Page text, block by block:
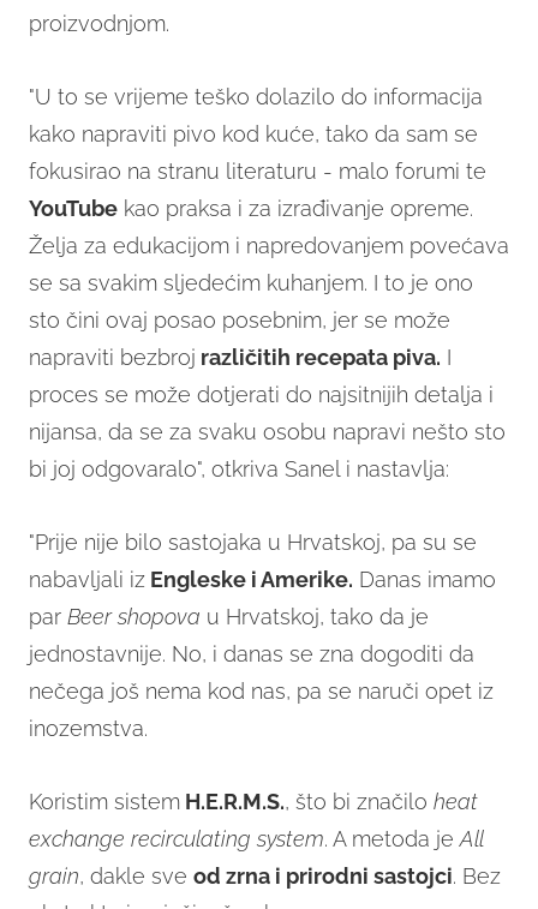
proizvodnjom.
"U to se vrijeme teško dolazilo do informacija
kako napraviti pivo kod kuće, tako da sam se
fokusirao na stranu literaturu - malo forumi te
YouTube kao praksa i za izrađivanje opreme.
Želja za edukacijom i napredovanjem povećava
se sa svakim sljedećim kuhanjem. I to je ono
sto čini ovaj posao posebnim, jer se može
napraviti bezbroj različitih recepata piva. I
proces se može dotjerati do najsitnijih detalja i
nijansa, da se za svaku osobu napravi nešto sto
bi joj odgovaralo", otkriva Sanel i nastavlja:
"Prije nije bilo sastojaka u Hrvatskoj, pa su se
nabavljali iz Engleske i Amerike. Danas imamo
par Beer shopova u Hrvatskoj, tako da je
jednostavnije. No, i danas se zna dogoditi da
nečega još nema kod nas, pa se naruči opet iz
inozemstva.
Koristim sistem H.E.R.M.S., što bi značilo heat
exchange recirculating system. A metoda je All
grain, dakle sve od zrna i prirodni sastojci. Bez